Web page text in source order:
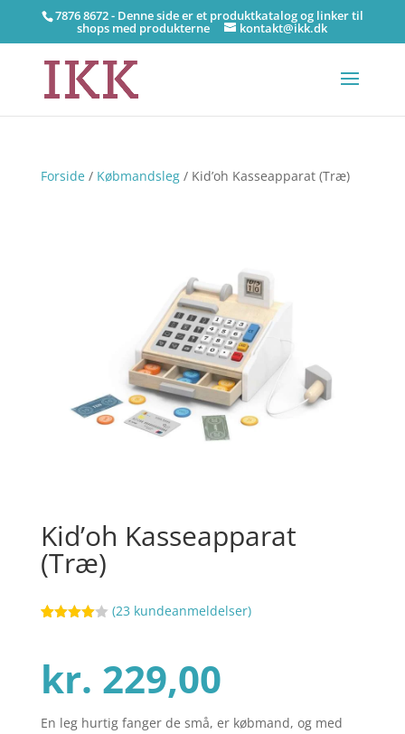
7876 8672 - Denne side er et produktkatalog og linker til
shops med produkterne kontakt@ikk.dk
Forside/ Købmandsleg/ Kid’oh Kasseapparat (Træ)
Kid’oh Kasseapparat
(Træ)
baseret
på
kundebed
r
(23 kundeanmeldelser)
kr. 229,00
En leg hurtig fanger de små, er købmand, og med